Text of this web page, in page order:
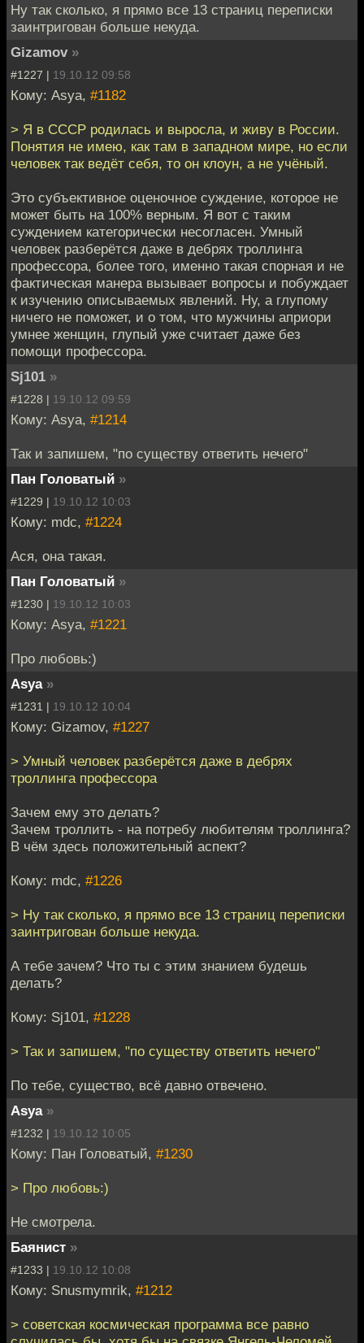
Ну так сколько, я прямо все 13 страниц переписки
заинтригован больше некуда.
Gizamov »
#1227 | 19.10.12 09:58
Кому: Asya, #1182
> Я в СССР родилась и выросла, и живу в России.
Понятия не имею, как там в западном мире, но если
человек так ведёт себя, то он клоун, а не учёный.
Это субъективное оценочное суждение, которое не
может быть на 100% верным. Я вот с таким
суждением категорически несогласен. Умный
человек разберётся даже в дебрях троллинга
профессора, более того, именно такая спорная и не
фактическая манера вызывает вопросы и побуждает
к изучению описываемых явлений. Ну, а глупому
ничего не поможет, и о том, что мужчины априори
умнее женщин, глупый уже считает даже без
помощи профессора.
Sj101 »
#1228 | 19.10.12 09:59
Кому: Asya, #1214
Так и запишем, "по существу ответить нечего"
Пан Головатый »
#1229 | 19.10.12 10:03
Кому: mdc, #1224
Ася, она такая.
Пан Головатый »
#1230 | 19.10.12 10:03
Кому: Asya, #1221
Про любовь:)
Asya »
#1231 | 19.10.12 10:04
Кому: Gizamov, #1227
> Умный человек разберётся даже в дебрях
троллинга профессора
Зачем ему это делать?
Зачем троллить - на потребу любителям троллинга?
В чём здесь положительный аспект?
Кому: mdc, #1226
> Ну так сколько, я прямо все 13 страниц переписки
заинтригован больше некуда.
А тебе зачем? Что ты с этим знанием будешь
делать?
Кому: Sj101, #1228
> Так и запишем, "по существу ответить нечего"
По тебе, существо, всё давно отвечено.
Asya »
#1232 | 19.10.12 10:05
Кому: Пан Головатый, #1230
> Про любовь:)
Не смотрела.
Баянист »
#1233 | 19.10.12 10:08
Кому: Snusmymrik, #1212
> советская космическая программа все равно